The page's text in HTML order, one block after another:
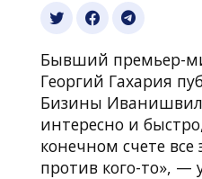
Бывший премьер-
Георгий Гахария
Бизины
интересно и
конечном счете
против кого-то», —